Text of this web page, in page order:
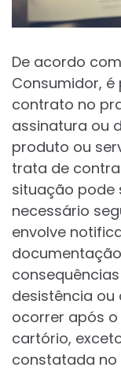
De acordo
Consumidor,
contrato no
assinatura ou
produto ou
trata de
situação pode
necessário
envolve
desistência
ocorrer após
cartório,
constatada no